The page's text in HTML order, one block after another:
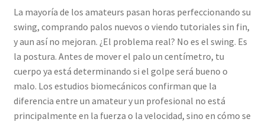
La mayoría de los amateurs pasan horas perfeccionando su
swing, comprando palos nuevos o viendo tutoriales sin fin,
y aun así no mejoran. ¿El problema real? No es el swing. Es
la postura. Antes de mover el palo un centímetro, tu
cuerpo ya está determinando si el golpe será bueno o
malo. Los estudios biomecánicos confirman que la
diferencia entre un amateur y un profesional no está
principalmente en la fuerza o la velocidad, sino en cómo se